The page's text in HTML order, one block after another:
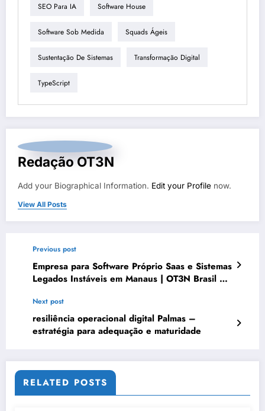
SEO Para IA Software House
Software Sob Medida Squads Ágeis
Sustentação De Sistemas Transformação Digital
TypeScript
Redação OT3N
Add your Biographical Information. Edit your Profile now.
View All Posts
Previous post
Empresa para Software Próprio Saas e Sistemas
Legados Instáveis em Manaus | OT3N Brasil –
Next post
resiliência operacional digital Palmas –
estratégia para adequação e maturidade
RELATED POSTS